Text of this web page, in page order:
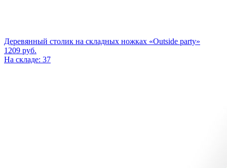
Деревянный столик на складных ножках «Outside party»
1209 руб.
На складе: 37